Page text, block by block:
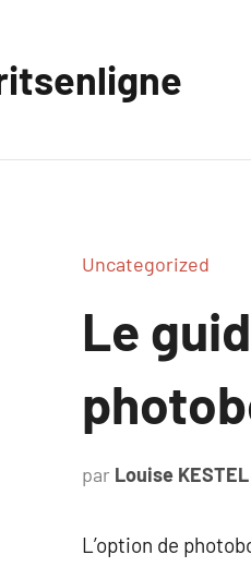
Uncategorized
Le
par Louise KESTEL
L’option de